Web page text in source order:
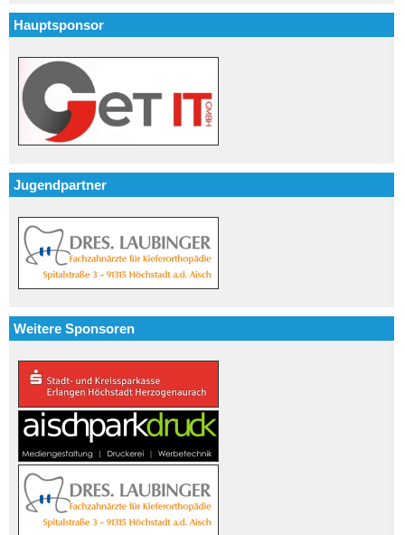
Hauptsponsor
Jugendpartner
Weitere Sponsoren